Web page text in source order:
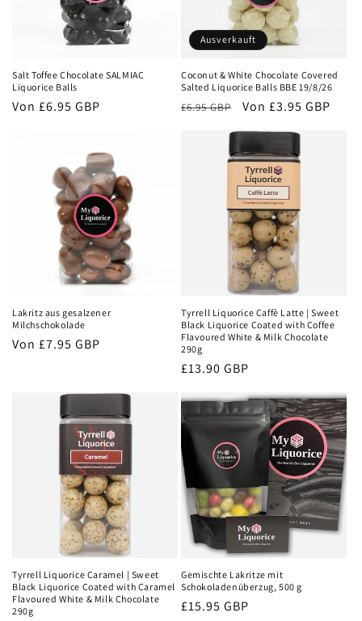
Salt Toffee Chocolate SALMIAC
Liquorice Balls
Normaler
Von £6.95 GBP
Ausverkauft
Coconut & White Chocolate Covered
Salted Liquorice Balls BBE 19/8/26
Normaler
£6.95 GBP Verkaufspreis
Von £3.95 GBP
Lakritz aus gesalzener
Milchschokolade
Normaler
Von £7.95 GBP
Tyrrell Liquorice Caffè Latte | Sweet
Black Liquorice Coated with Coffee
Flavoured White & Milk Chocolate
290g
Normaler
£13.90 GBP
Tyrrell Liquorice Caramel | Sweet
Black Liquorice Coated with Caramel
Flavoured White & Milk Chocolate
290g
Gemischte Lakritze mit
Schokoladenüberzug, 500 g
Normaler
£15.95 GBP